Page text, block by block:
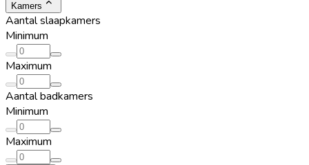
Kamers
Aantal slaapkamers
Minimum
Maximum
Aantal badkamers
Minimum
Maximum